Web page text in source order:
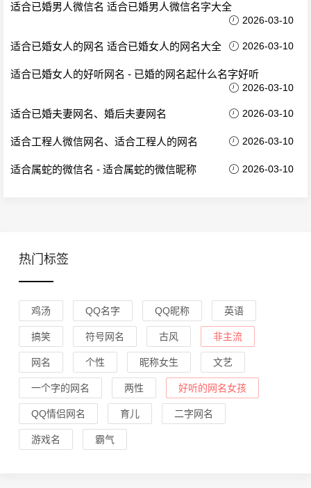
适合已婚男人微信名 适合已婚男人微信名字大全
2026-03-10
适合已婚女人的网名 适合已婚女人的网名大全 2026-03-10
适合已婚女人的好听网名 - 已婚的网名起什么名字好听
2026-03-10
适合已婚夫妻网名、婚后夫妻网名 2026-03-10
适合工程人微信网名、适合工程人的网名 2026-03-10
适合属蛇的微信名 - 适合属蛇的微信昵称 2026-03-10
热门标签
鸡汤 QQ名字 QQ昵称 英语
搞笑 符号网名 古风 非主流
网名 个性 昵称女生 文艺
一个字的网名 两性 好听的网名女孩
QQ情侣网名 育儿 二字网名
游戏名 霸气